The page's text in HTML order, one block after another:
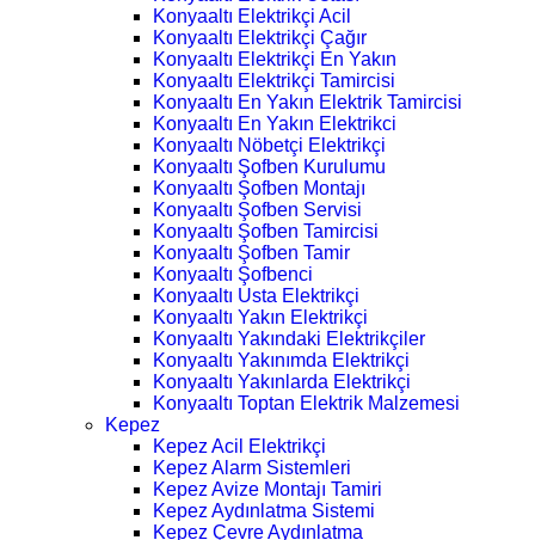
Konyaaltı Elektrikçi Acil
Konyaaltı Elektrikçi Çağır
Konyaaltı Elektrikçi En Yakın
Konyaaltı Elektrikçi Tamircisi
Konyaaltı En Yakın Elektrik Tamircisi
Konyaaltı En Yakın Elektrikci
Konyaaltı Nöbetçi Elektrikçi
Konyaaltı Şofben Kurulumu
Konyaaltı Şofben Montajı
Konyaaltı Şofben Servisi
Konyaaltı Şofben Tamircisi
Konyaaltı Şofben Tamir
Konyaaltı Şofbenci
Konyaaltı Usta Elektrikçi
Konyaaltı Yakın Elektrikçi
Konyaaltı Yakındaki Elektrikçiler
Konyaaltı Yakınımda Elektrikçi
Konyaaltı Yakınlarda Elektrikçi
Konyaaltı Toptan Elektrik Malzemesi
Kepez
Kepez Acil Elektrikçi
Kepez Alarm Sistemleri
Kepez Avize Montajı Tamiri
Kepez Aydınlatma Sistemi
Kepez Çevre Aydınlatma